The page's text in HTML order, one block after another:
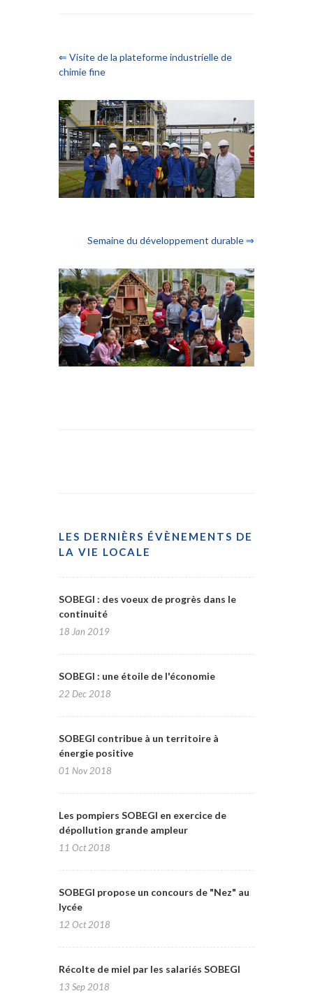
⇐ Visite de la plateforme industrielle de
chimie fine
Semaine du développement durable ⇒
LES DERNIÈRS ÉVÈNEMENTS DE
LA VIE LOCALE
SOBEGI : des voeux de progrès dans le
continuité
18 Jan 2019
SOBEGI : une étoile de l'économie
22 Dec 2018
SOBEGI contribue à un territoire à
énergie positive
01 Nov 2018
Les pompiers SOBEGI en exercice de
dépollution grande ampleur
11 Oct 2018
SOBEGI propose un concours de "Nez" au
lycée
12 Oct 2018
Récolte de miel par les salariés SOBEGI
13 Sep 2018